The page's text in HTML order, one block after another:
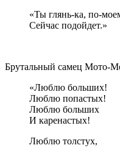
«Ты глянь-ка, по-
Сейчас подойдет.»
Брутальный самец Мото-
«Люблю больших!
Люблю попастых!
Люблю больших
И каренастых!
Люблю толстух,